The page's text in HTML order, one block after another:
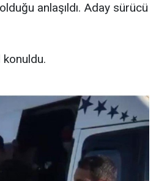
anlaşıldı. Aday sürücü